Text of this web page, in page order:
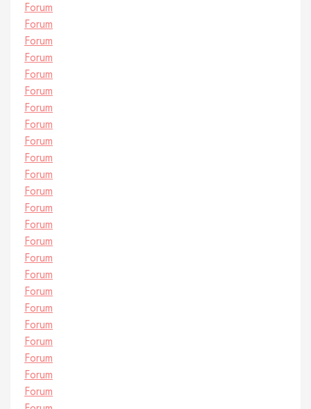
Forum
Forum
Forum
Forum
Forum
Forum
Forum
Forum
Forum
Forum
Forum
Forum
Forum
Forum
Forum
Forum
Forum
Forum
Forum
Forum
Forum
Forum
Forum
Forum